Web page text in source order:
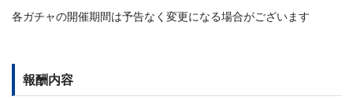
各ガチャの開催期間は予告なく変更になる場合がございます
報酬内容